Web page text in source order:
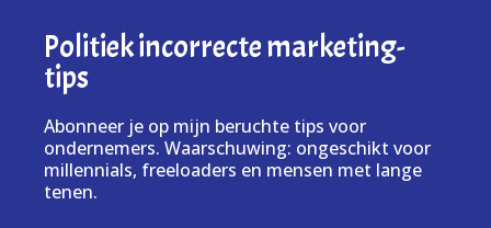
Politiek incorrecte marketing-
tips
Abonneer je op mijn beruchte tips voor
ondernemers. Waarschuwing: ongeschikt voor
millennials, freeloaders en mensen met lange
tenen.